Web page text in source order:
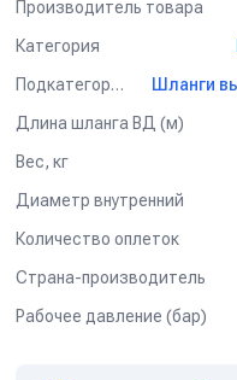
Торговая марка:
Вес:
Рабочее давление:
Количество
Производитель товара
Категория
Подкатегория
Длина шланга ВД (м)
Вес, кг
Диаметр внутренний
Количество оплеток
Страна-производитель
Рабочее давление (бар)